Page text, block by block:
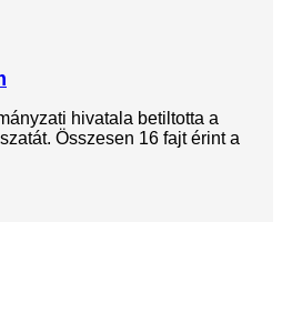
hivatala betiltotta a
Összesen 16 fajt érint a